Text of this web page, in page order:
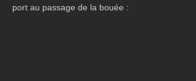
port au passage de la bouée :